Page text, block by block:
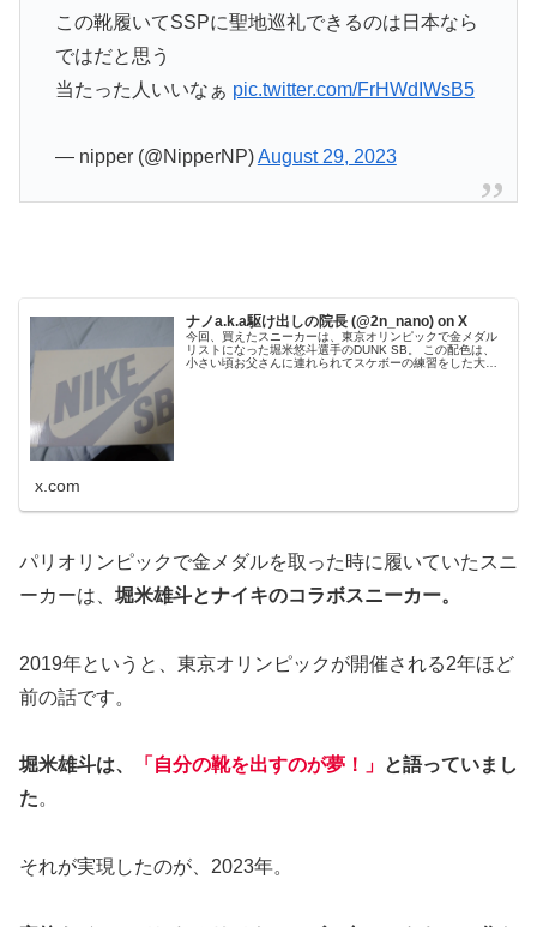
この靴履いてSSPに聖地巡礼できるのは日本なら
ではだと思う
当たった人いいなぁ pic.twitter.com/FrHWdIWsB5
— nipper (@NipperNP)August 29, 2023
ナノa.k.a駆け出しの院長 (@2n_nano) on X
今回、買えたスニーカーは、東京オリンピックで金メダル
リストになった堀米悠斗選手のDUNK SB。 この配色は、
小さい頃お父さんに連れられてスケボーの練習をした大島
x.com
パリオリンピックで金メダルを取った時に履いていたスニ
ーカーは、 堀米雄斗とナイキのコラボスニーカー。
2019年というと、東京オリンピックが開催される2年ほど
前の話です。
堀米雄斗は、 「自分の靴を出すのが夢！」 と語っていまし
た。
それが実現したのが、2023年。